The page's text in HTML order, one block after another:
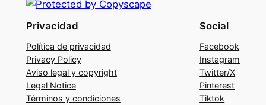
Privacidad
Política de privacidad
Privacy Policy
Aviso legal y copyright
Legal Notice
Términos y condiciones
Social
Facebook
Instagram
Twitter/X
Pinterest
Tiktok